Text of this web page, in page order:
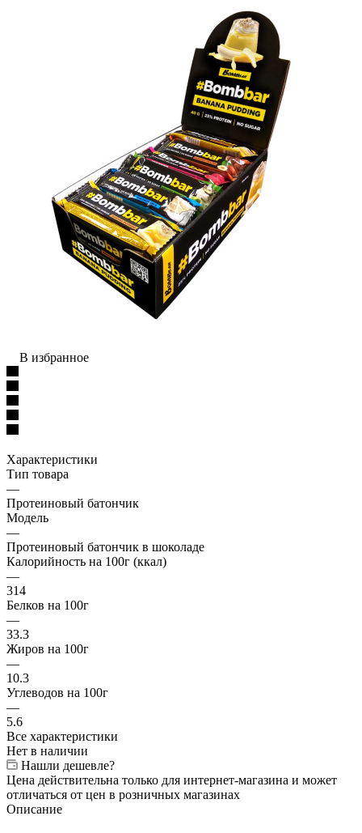
В избранное
Характеристики
Тип товара
—
Протеиновый батончик
Модель
—
Протеиновый батончик в шоколаде
Калорийность на 100г (ккал)
—
314
Белков на 100г
—
33.3
Жиров на 100г
—
10.3
Углеводов на 100г
—
5.6
Все характеристики
Нет в наличии
Нашли дешевле?
Цена действительна только для интернет-магазина и может
отличаться от цен в розничных магазинах
Описание